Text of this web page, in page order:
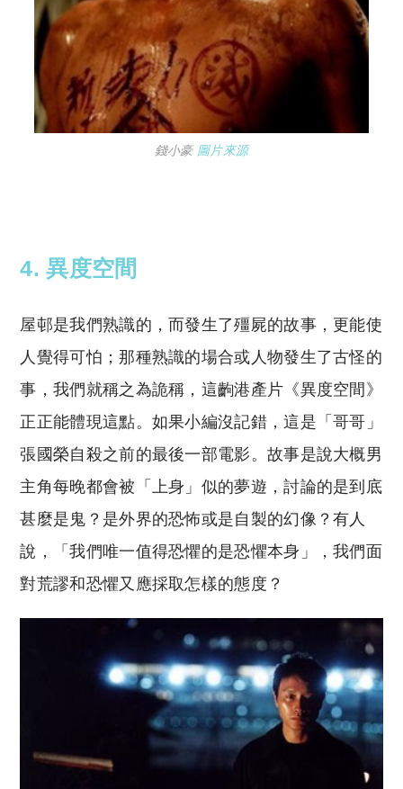
錢小豪 圖片來源
4. 異度空間
屋邨是我們熟識的，而發生了殭屍的故事，更能使
人覺得可怕；那種熟識的場合或人物發生了古怪的
事，我們就稱之為詭稱，這齣港產片《異度空間》
正正能體現這點。如果小編沒記錯，這是「哥哥」
張國榮自殺之前的最後一部電影。故事是說大概男
主角每晚都會被「上身」似的夢遊，討論的是到底
甚麼是鬼？是外界的恐怖或是自製的幻像？有人
說，「我們唯一值得恐懼的是恐懼本身」，我們面
對荒謬和恐懼又應採取怎樣的態度？